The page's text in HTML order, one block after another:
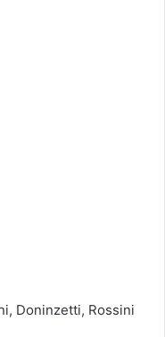
Doninzetti, Rossini